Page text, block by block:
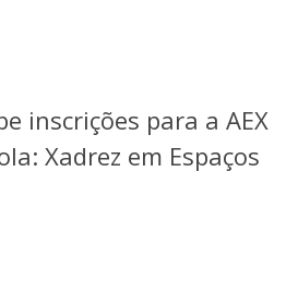
inscrições para a AEX
Xadrez em Espaços